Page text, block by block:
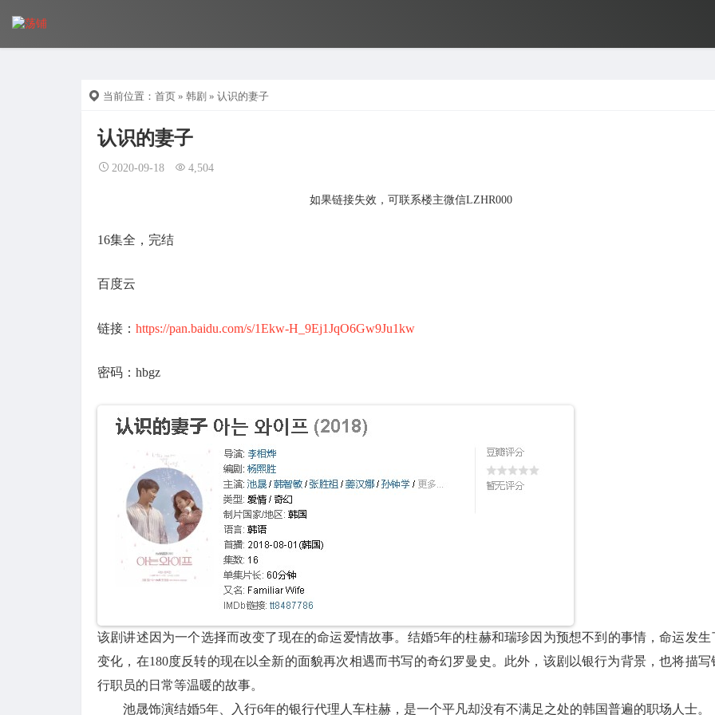
当前位置： 首页 » 韩剧 » 认识的妻子
认识的妻子
2020-09-18 4,504
如果链接失效，可联系楼主微信LZHR000
16集全，完结
百度云
链接： https://pan.baidu.com/s/1Ekw-H_9Ej1JqO6Gw9Ju1kw
密码：hbgz
该剧讲述因为一个选择而改变了现在的命运爱情故事。结婚5年的柱赫和瑞珍因为预想不到的事情，命运发生
变化，在180度反转的现在以全新的面貌再次相遇而书写的奇幻罗曼史。此外，该剧以银行为背景，也将描写
行职员的日常等温暖的故事。
池晟饰演结婚5年、入行6年的银行代理人车柱赫，是一个平凡却没有不满足之处的韩国普遍的职场人士。